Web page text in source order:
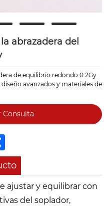
abrazadera del
de equilibrio redondo 0.2Gy
avanzados y materiales de
Consulta
ajustar y equilibrar con
del soplador,